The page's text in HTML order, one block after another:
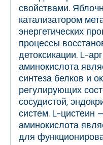
свойствами.
катализатором
энергетических
процессы
детоксикации. L-
аминокислота
синтеза белков и
регулирующих
сосудистой,
систем. L-цистеин
аминокислота
для